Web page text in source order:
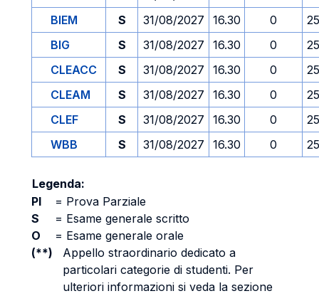
BIEM
S 31/08/2027 16.30 0
BIG
S 31/08/2027 16.30 0
CLEACC
S 31/08/2027 16.30 0
CLEAM
S 31/08/2027 16.30 0
CLEF
S 31/08/2027 16.30 0
WBB
S 31/08/2027 16.30 0
Legenda:
PI
= Prova Parziale
S
= Esame generale scritto
O
= Esame generale orale
(**)
Appello straordinario dedicato a
particolari categorie di studenti. Per
ulteriori informazioni si veda la sezione